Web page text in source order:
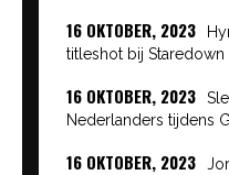
16 OKTOBER, 2023
titleshot bij Staredown
16 OKTOBER, 2023
Nederlanders tijdens
16 OKTOBER, 2023